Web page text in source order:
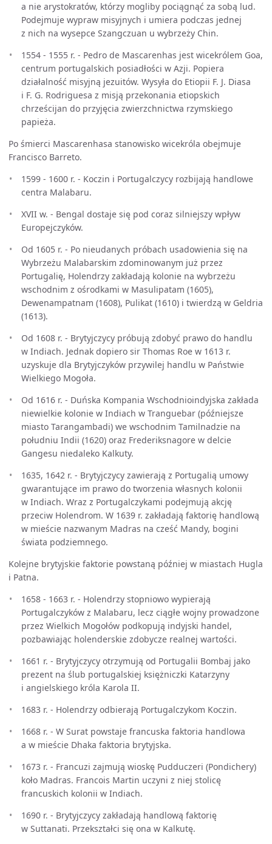
a nie arystokratów, którzy mogliby pociągnąć za sobą lud.
Podejmuje wypraw misyjnych i umiera podczas jednej
z nich na wysepce Szangczuan u wybrzeży Chin.
1554 - 1555 r. - Pedro de Mascarenhas jest wicekrólem Goa,
centrum portugalskich posiadłości w Azji. Popiera
działalność misyjną jezuitów. Wysyła do Etiopii F. J. Diasa
i F. G. Rodriguesa z misją przekonania etiopskich
chrześcijan do przyjęcia zwierzchnictwa rzymskiego
papieża.
Po śmierci Mascarenhasa stanowisko wicekróla obejmuje
Francisco Barreto.
1599 - 1600 r. - Koczin i Portugalczycy rozbijają handlowe
centra Malabaru.
XVII w. - Bengal dostaje się pod coraz silniejszy wpływ
Europejczyków.
Od 1605 r. - Po nieudanych próbach usadowienia się na
Wybrzeżu Malabarskim zdominowanym już przez
Portugalię, Holendrzy zakładają kolonie na wybrzeżu
wschodnim z ośrodkami w Masulipatam (1605),
Dewenampatnam (1608), Pulikat (1610) i twierdzą w Geldria
(1613).
Od 1608 r. - Brytyjczycy próbują zdobyć prawo do handlu
w Indiach. Jednak dopiero sir Thomas Roe w 1613 r.
uzyskuje dla Brytyjczyków przywilej handlu w Państwie
Wielkiego Mogoła.
Od 1616 r. - Duńska Kompania Wschodnioindyjska zakłada
niewielkie kolonie w Indiach w Tranguebar (późniejsze
miasto Tarangambadi) we wschodnim Tamilnadzie na
południu Indii (1620) oraz Frederiksnagore w delcie
Gangesu niedaleko Kalkuty.
1635, 1642 r. - Brytyjczycy zawierają z Portugalią umowy
gwarantujące im prawo do tworzenia własnych kolonii
w Indiach. Wraz z Portugalczykami podejmują akcję
przeciw Holendrom. W 1639 r. zakładają faktorię handlową
w mieście nazwanym Madras na cześć Mandy, bogini
świata podziemnego.
Kolejne brytyjskie faktorie powstaną później w miastach Hugla
i Patna.
1658 - 1663 r. - Holendrzy stopniowo wypierają
Portugalczyków z Malabaru, lecz ciągłe wojny prowadzone
przez Wielkich Mogołów podkopują indyjski handel,
pozbawiając holenderskie zdobycze realnej wartości.
1661 r. - Brytyjczycy otrzymują od Portugalii Bombaj jako
prezent na ślub portugalskiej księżniczki Katarzyny
i angielskiego króla Karola II.
1683 r. - Holendrzy odbierają Portugalczykom Koczin.
1668 r. - W Surat powstaje francuska faktoria handlowa
a w mieście Dhaka faktoria brytyjska.
1673 r. - Francuzi zajmują wioskę Pudduczeri (Pondichery)
koło Madras. Francois Martin uczyni z niej stolicę
francuskich kolonii w Indiach.
1690 r. - Brytyjczycy zakładają handlową faktorię
w Suttanati. Przekształci się ona w Kalkutę.